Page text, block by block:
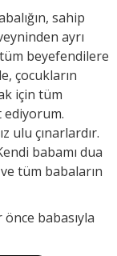
sahip
ayrı
beyefendilere
çocukların
için tüm
ediyorum.
ulu çınarlardır.
babamı dua
tüm babaların
babasıyla